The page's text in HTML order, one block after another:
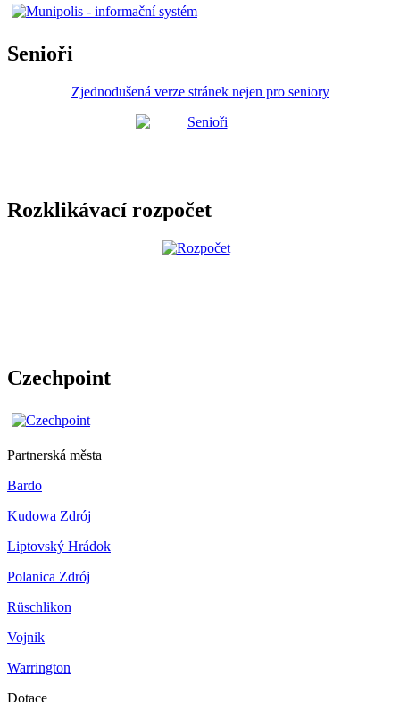
Senioři
Zjednodušená verze stránek nejen pro seniory
Rozklikávací rozpočet
Czechpoint
Partnerská města
Bardo
Kudowa Zdrój
Liptovský Hrádok
Polanica Zdrój
Rüschlikon
Vojnik
Warrington
Dotace